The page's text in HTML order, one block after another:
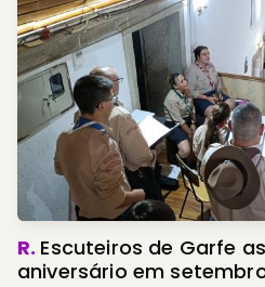
R. Escuteiros de Garfe
aniversário em